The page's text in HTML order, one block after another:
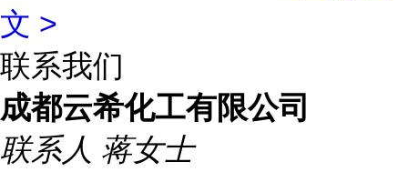
文 >
联系我们
成都云希化工有限公司
联系人 蒋女士